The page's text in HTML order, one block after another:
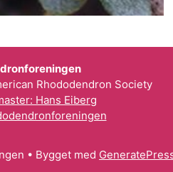
Rhododendron Society
Hans Eiberg
• Bygget med